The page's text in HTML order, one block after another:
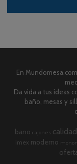
En
Da vida a tus ideas
baño, mesas y
bano cajones calidad
imex moderno